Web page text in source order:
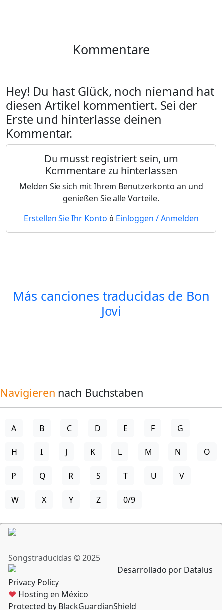
Kommentare
Hey! Du hast Glück, noch niemand hat
diesen Artikel kommentiert. Sei der
Erste und hinterlasse deinen
Kommentar.
Du musst registriert sein, um
Kommentare zu hinterlassen
Melden Sie sich mit Ihrem Benutzerkonto an und
genießen Sie alle Vorteile.
Erstellen Sie Ihr Konto ó Einloggen / Anmelden
Más canciones traducidas de Bon
Jovi
Navigieren nach Buchstaben
A B C D E F G
H I J K L M N O
P Q R S T U V
W X Y Z 0/9
Songstraducidas © 2025
Desarrollado por Datalus
Privacy Policy
♥ Hosting en México
Protected by BlackGuardianShield